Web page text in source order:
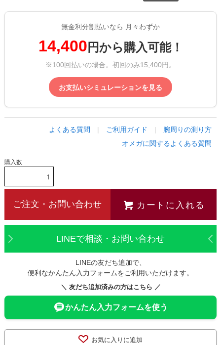
無金利分割払いなら 月々わずか
14,400 円から購入可能！
※100回払いの場合。初回のみ15,400円。
お支払いシミュレーションを見る
よくある質問 | ご利用ガイド | 腕周りの測り方
オメガに関するよくある質問
購入数
ご注文・お問い合わせ カートに入れる
LINEで相談・お問い合わせ
LINEの友だち追加で、
便利なかんたん入力フォームをご利用いただけます。
＼ 友だち追加済みの方はこちら ／
かんたん入力フォームを使う
お気に入りに追加